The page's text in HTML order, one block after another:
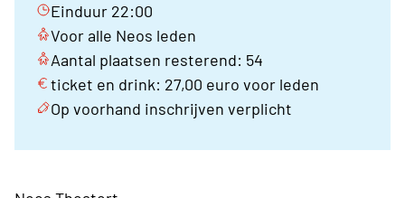
Einduur 22:00
Voor alle Neos leden
Aantal plaatsen resterend: 54
ticket en drink: 27,00 euro voor leden
Op voorhand inschrijven verplicht